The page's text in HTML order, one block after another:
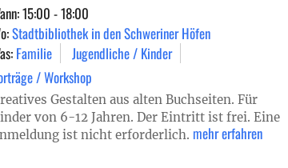
15:00 - 18:00
Stadtbibliothek in den Schweriner Höfen
Familie
Jugendliche / Kinder
/ Workshop
Gestalten aus alten Buchseiten. Für
von 6-12 Jahren. Der Eintritt ist frei. Eine
ist nicht erforderlich. mehr erfahren